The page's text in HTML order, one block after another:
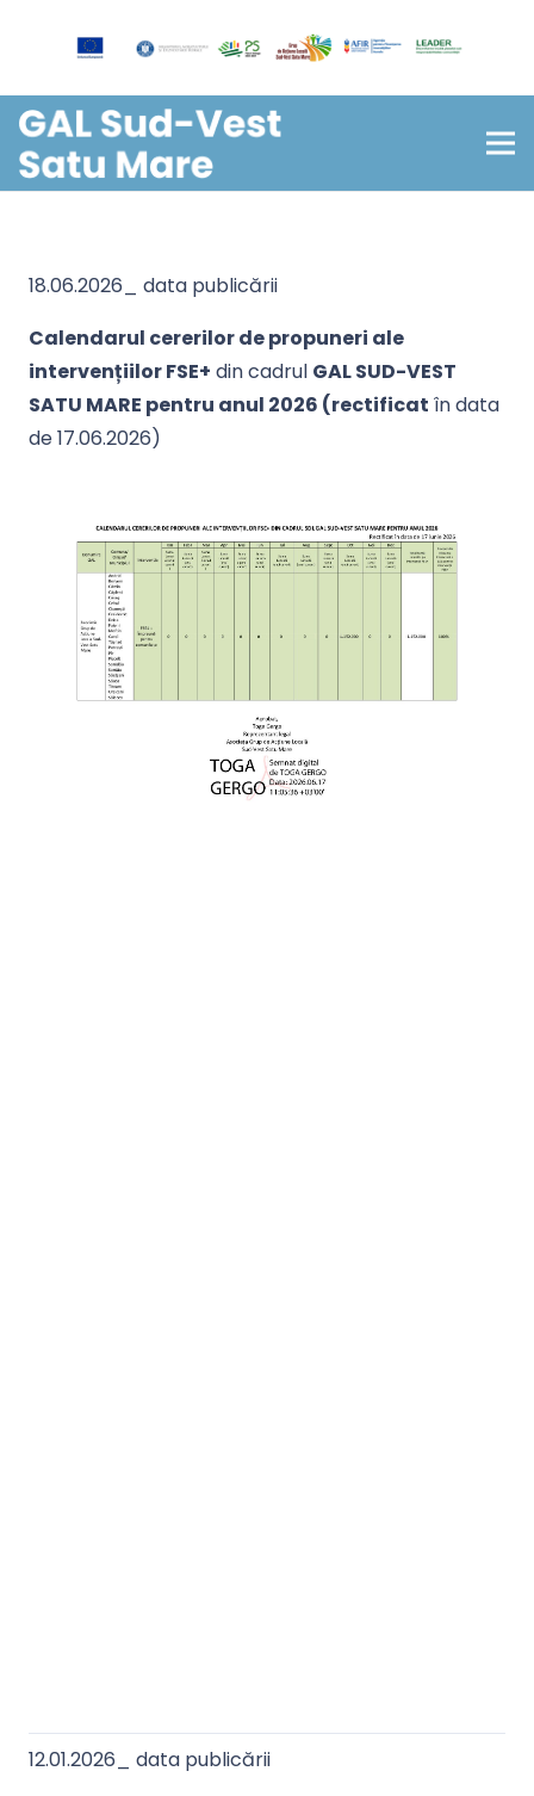
18.06.2026_ data publicării
Calendarul cererilor de propuneri ale
intervențiilor FSE+ din cadrul GAL SUD-VEST
SATU MARE pentru anul 2026 (rectificat în data
de 17.06.2026)
12.01.2026_ data publicării